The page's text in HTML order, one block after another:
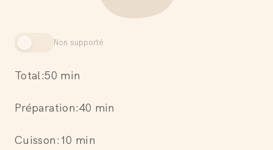
Non supporté
Total:50 min
Préparation:40 min
Cuisson:10 min